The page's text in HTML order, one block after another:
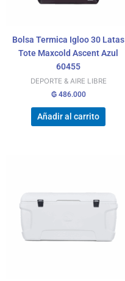
Bolsa Termica Igloo 30 Latas
Tote Maxcold Ascent Azul
60455
DEPORTE & AIRE LIBRE
₲486.000
Añadir al carrito